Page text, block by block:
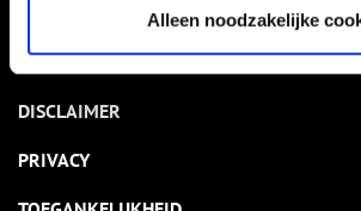
Alleen noodzakelijke
NIEUWSBRIEF
DISCLAIMER
PRIVACY